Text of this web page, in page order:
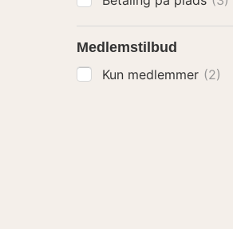
Medlemstilbud
Kun medlemmer (2)